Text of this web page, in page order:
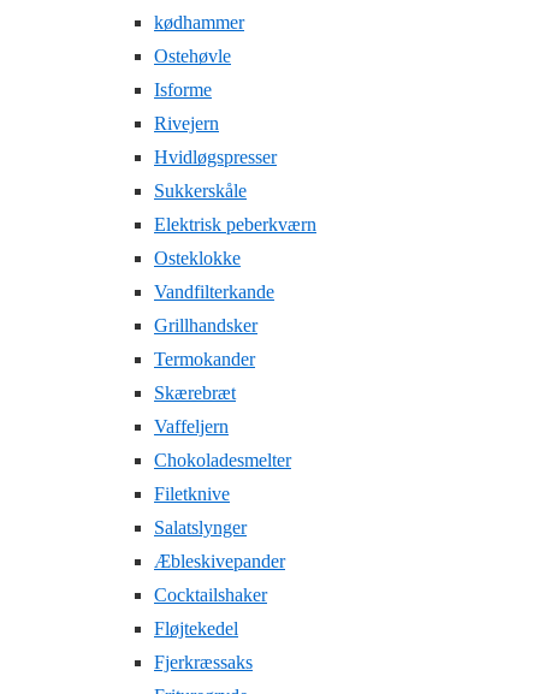
kødhammer
Ostehøvle
Isforme
Rivejern
Hvidløgspresser
Sukkerskåle
Elektrisk peberkværn
Osteklokke
Vandfilterkande
Grillhandsker
Termokander
Skærebræt
Vaffeljern
Chokoladesmelter
Filetknive
Salatslynger
Æbleskivepander
Cocktailshaker
Fløjtekedel
Fjerkræssaks